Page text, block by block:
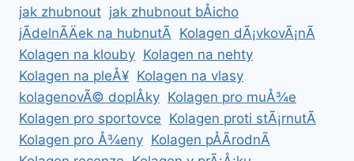
jak zhubnout jak zhubnout bÅicho
jÃ­delnÃ­Äek na hubnutÃ­ Kolagen dÃ¡vkovÃ¡nÃ­
Kolagen na klouby Kolagen na nehty
Kolagen na pleÅ¥ Kolagen na vlasy
kolagenovÃ© doplÅky Kolagen pro muÅ¾e
Kolagen pro sportovce Kolagen proti stÃ¡rnutÃ­
Kolagen pro Å¾eny Kolagen pÅÃ­rodnÃ­